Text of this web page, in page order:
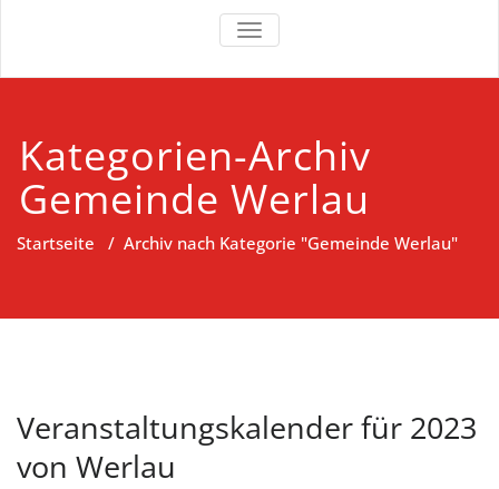
NAVIGATION UMSCHALTEN
Kategorien-Archiv
Gemeinde Werlau
Startseite / Archiv nach Kategorie "Gemeinde Werlau"
Veranstaltungskalender für 2023
von Werlau